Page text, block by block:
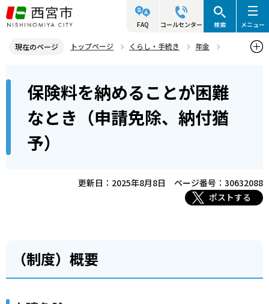
こ
の
ジ
す
FAQ コールセンター 検索 メニュー
現在のページ トップページ くらし・手続き
年金
保険料を納めることが困難なとき（申請免除、納付猶予）
ら
保険料を納めることが困難
なとき（申請免除、納付猶
予）
更新日：2025年8月8日
ページ番号：30632088
ポストする
（制度）概要